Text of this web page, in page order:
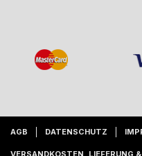
AGB DATENSCHUTZ
VERSANDKOSTEN, LIEFERUNG